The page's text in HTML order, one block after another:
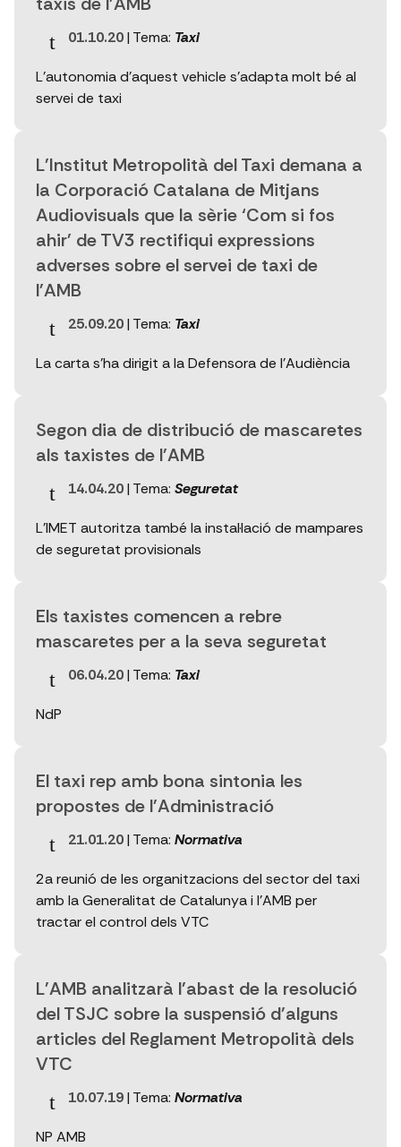
01.10.20| Tema: Taxi
L'autonomia d'aquest vehicle s'adapta molt bé al
servei de taxi
L'Institut Metropolità del Taxi demana a
la Corporació Catalana de Mitjans
Audiovisuals que la sèrie ‘Com si fos
ahir' de TV3 rectifiqui expressions
adverses sobre el servei de taxi de
l'AMB
25.09.20| Tema: Taxi
La carta s'ha dirigit a la Defensora de l'Audiència
Segon dia de distribució de mascaretes
als taxistes de l'AMB
14.04.20| Tema: Seguretat
L'IMET autoritza també la instal·lació de mampares
de seguretat provisionals
Els taxistes comencen a rebre
mascaretes per a la seva seguretat
06.04.20| Tema: Taxi
NdP
El taxi rep amb bona sintonia les
propostes de l'Administració
21.01.20| Tema: Normativa
2a reunió de les organitzacions del sector del taxi
amb la Generalitat de Catalunya i l'AMB per
tractar el control dels VTC
L'AMB analitzarà l'abast de la resolució
del TSJC sobre la suspensió d'alguns
articles del Reglament Metropolità dels
VTC
10.07.19| Tema: Normativa
NP AMB